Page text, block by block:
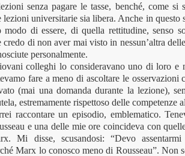
senza pagare le tasse, benché, come si
lezioni universitarie sia libera. Anche in questo
modo di essere, di quella rettitudine, senso
credo di non aver mai visto in nessun’altra
personalmente.
colleghi lo consideravano uno di loro e
fare a meno di ascoltare le osservazioni
(mai una domanda durante la lezione),
estremamente rispettoso delle competenze
raccontare un episodio, emblematico.
e una delle mie ore coincideva con
Mi disse, scusandosi: “Devo assentarmi
Marx lo conosco meno di Rousseau”. Non